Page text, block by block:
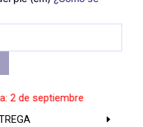
de septiembre______